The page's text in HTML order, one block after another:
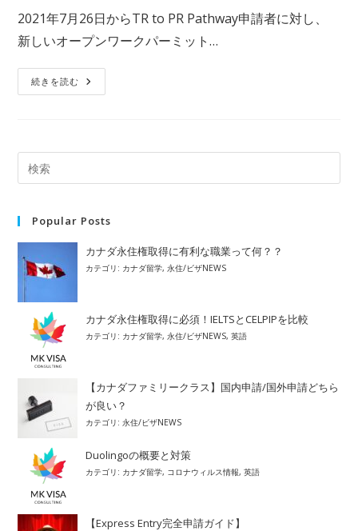
公
開
日:
最
終
カ
テ
ゴ
2021年7月26日からTR to PR Pathway申請者に対し、
新しいオープンワークパーミット…
続きを読む TR
To
者
の
ー
プ
ワ
ー
ク
ッ
ト
Popular Posts
カナダ永住権取得に有利な職業って何？？
カテゴリ: カナダ留学,永住/ビザNEWS
カナダ永住権取得に必須！IELTSとCELPIPを比較
カテゴリ: カナダ留学,永住/ビザNEWS,英語
【カナダファミリークラス】国内申請/国外申請どちら
が良い？
カテゴリ:永住/ビザNEWS
Duolingoの概要と対策
カテゴリ: カナダ留学, コロナウィルス情報,英語
【Express Entry完全申請ガイド】